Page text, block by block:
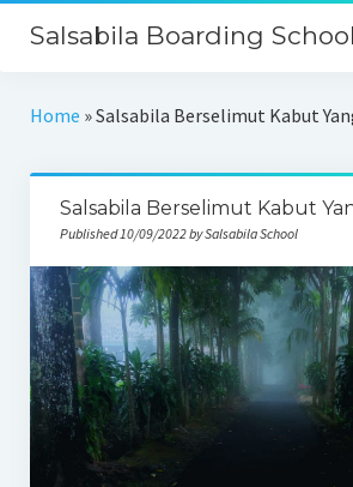
Salsabila Boarding School
Beranda
Kurikulum
Keunggulan
Galeri
PPDB
Kontak
Home »Salsabila Berselimut Kabut
Salsabila Berselimut Kabut
Published 10/09/2022 by Salsabila School